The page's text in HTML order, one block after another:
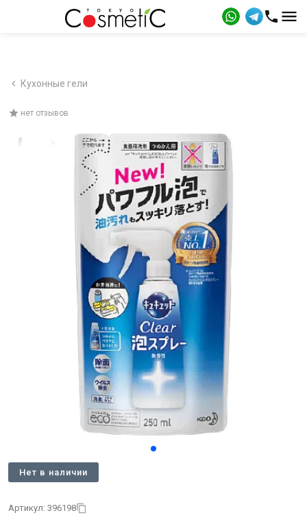
Кухонные гели
нет отзывов
Нет в наличии
Артикул: 396198